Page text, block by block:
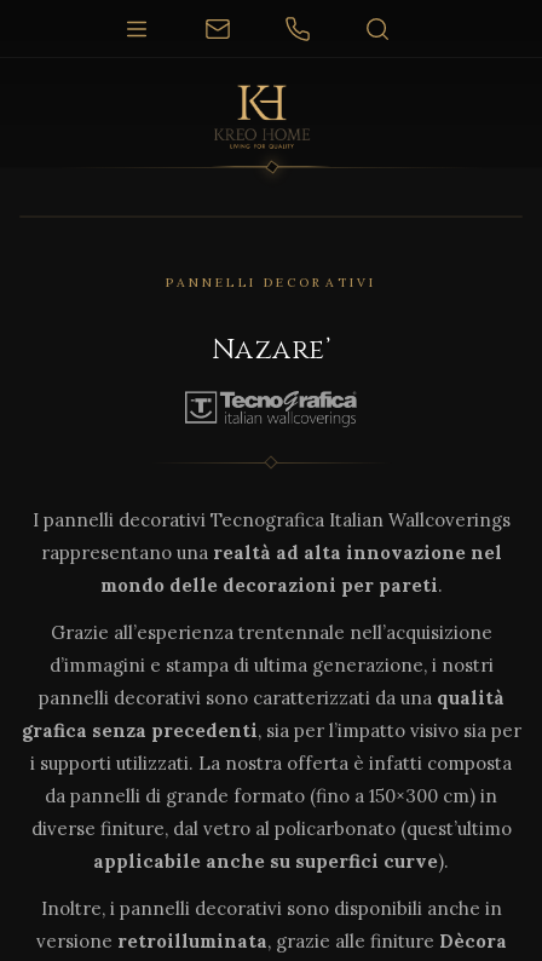
PANNELLI DECORATIVI
Nazare’
I pannelli decorativi Tecnografica Italian Wallcoverings
rappresentano una realtà ad alta innovazione nel
mondo delle decorazioni per pareti.
Grazie all’esperienza trentennale nell’acquisizione
d’immagini e stampa di ultima generazione, i nostri
pannelli decorativi sono caratterizzati da una qualità
grafica senza precedenti, sia per l’impatto visivo sia per
i supporti utilizzati. La nostra offerta è infatti composta
da pannelli di grande formato (fino a 150×300 cm) in
diverse finiture, dal vetro al policarbonato (quest’ultimo
applicabile anche su superfici curve).
Inoltre, i pannelli decorativi sono disponibili anche in
versione retroilluminata, grazie alle finiture Dècora